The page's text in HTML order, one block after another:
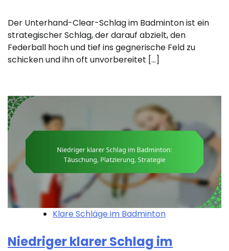
Der Unterhand-Clear-Schlag im Badminton ist ein
strategischer Schlag, der darauf abzielt, den
Federball hoch und tief ins gegnerische Feld zu
schicken und ihn oft unvorbereitet […]
Klare Schläge im Badminton
Niedriger klarer Schlag im